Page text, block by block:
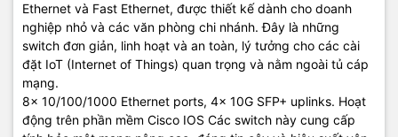
Ethernet và Fast Ethernet, được thiết kế dành cho doanh
nghiệp nhỏ và các văn phòng chi nhánh. Đây là những
switch đơn giản, linh hoạt và an toàn, lý tưởng cho các cài
đặt IoT (Internet of Things) quan trọng và nằm ngoài tủ cáp
mạng.
8x 10/100/1000 Ethernet ports, 4x 10G SFP+ uplinks. Hoạt
động trên phần mềm Cisco IOS Các switch này cung cấp